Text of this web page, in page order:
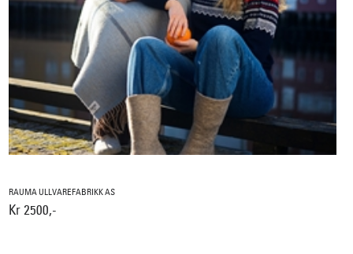
RAUMA ULLVAREFABRIKK AS
Kr 2500,-